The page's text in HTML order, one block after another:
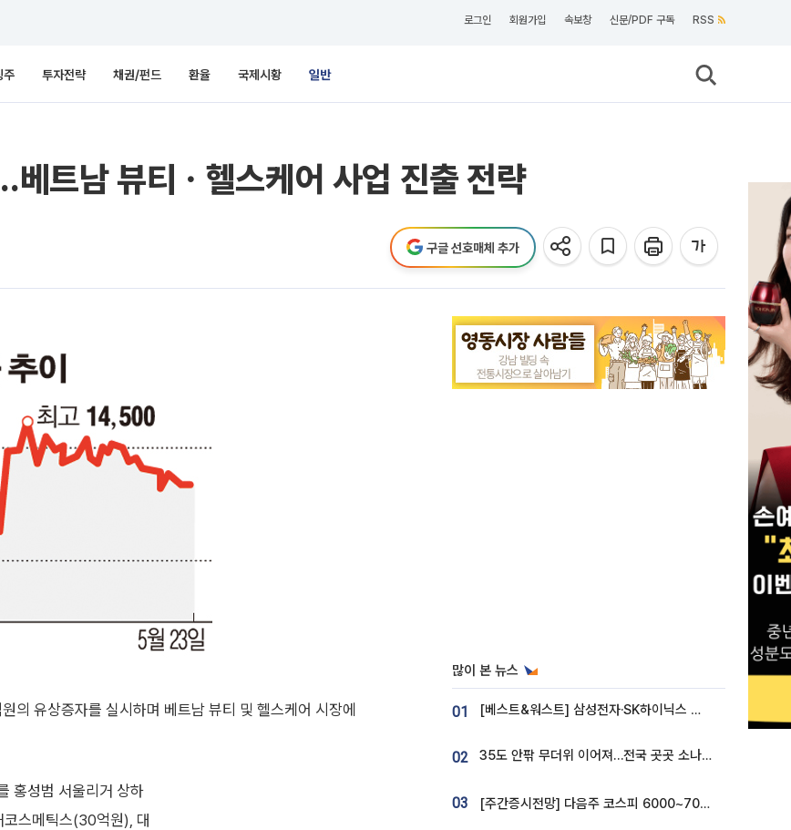
로그인 회원가입 속보창 신문/PDF 구독 RSS
주 투자전략 채권/펀드 환율 국제시황 일반
트남 뷰티ㆍ헬스케어 사업 진출 전략
구글 선호매체 추가
의 유상증자를 실시하며 베트남 뷰티 및 헬스케어 시장에
홍성범 서울리거 상하
스메틱스(30억원), 대
많이 본 뉴스
01 [베스트&워스트] 삼성전자·SK하이닉스 밀린 한 주…상상인증권은 85% 급등
02 35도 안팎 무더위 이어져…전국 곳곳 소나기 [오늘 날씨]
03 [주간증시전망] 다음주 코스피 6000~7000⋯“外人 수급은 정책이 변수”